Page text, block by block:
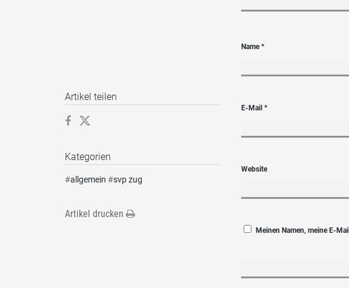
Name*
E-Mail*
Website
Meinen Namen, meine E-
Artikel teilen
Kategorien
#allgemein #svp zug
Artikel drucken